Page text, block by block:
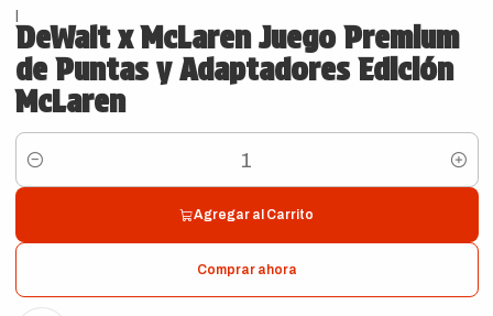
|
DeWalt x McLaren Juego Premium
de Puntas y Adaptadores Edición
McLaren
Cantidad
Agregar al Carrito
Comprar ahora